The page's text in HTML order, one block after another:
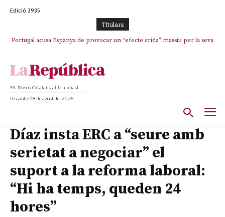
Edició 2935
TItulars
Portugal acusa Espanya de provocar un “efecte crida” massiu per la seva
El col·lapse de l’operació de Marc Puigtió a Girona: desbandada de
Els Països Catalans al teu abast
Dissabte, 08 de agost del 2026
Díaz insta ERC a “seure amb
serietat a negociar” el
suport a la reforma laboral:
“Hi ha temps, queden 24
hores”